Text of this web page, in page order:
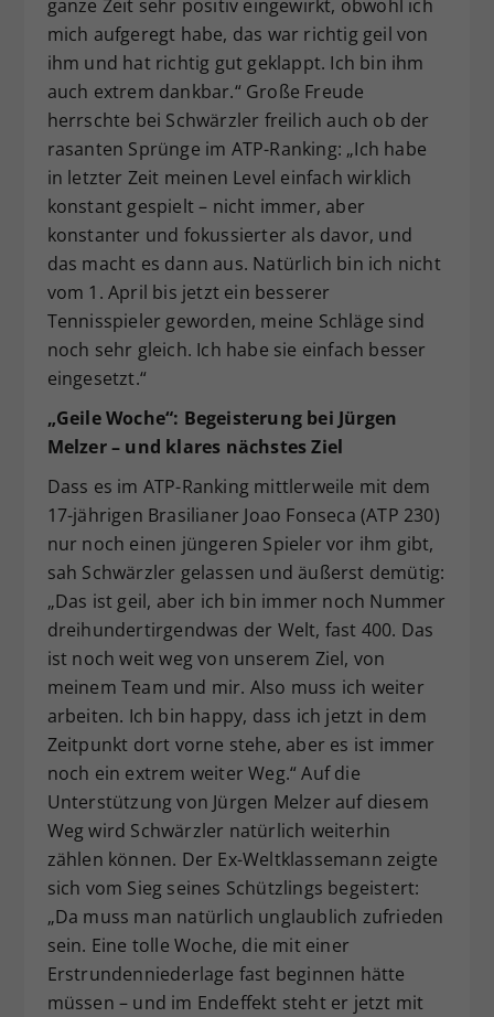
ganze Zeit sehr positiv eingewirkt, obwohl ich
mich aufgeregt habe, das war richtig geil von
ihm und hat richtig gut geklappt. Ich bin ihm
auch extrem dankbar.“ Große Freude
herrschte bei Schwärzler freilich auch ob der
rasanten Sprünge im ATP-Ranking: „Ich habe
in letzter Zeit meinen Level einfach wirklich
konstant gespielt – nicht immer, aber
konstanter und fokussierter als davor, und
das macht es dann aus. Natürlich bin ich nicht
vom 1. April bis jetzt ein besserer
Tennisspieler geworden, meine Schläge sind
noch sehr gleich. Ich habe sie einfach besser
eingesetzt.“
„Geile Woche“: Begeisterung bei Jürgen
Melzer – und klares nächstes Ziel
Dass es im ATP-Ranking mittlerweile mit dem
17-jährigen Brasilianer Joao Fonseca (ATP 230)
nur noch einen jüngeren Spieler vor ihm gibt,
sah Schwärzler gelassen und äußerst demütig:
„Das ist geil, aber ich bin immer noch Nummer
dreihundertirgendwas der Welt, fast 400. Das
ist noch weit weg von unserem Ziel, von
meinem Team und mir. Also muss ich weiter
arbeiten. Ich bin happy, dass ich jetzt in dem
Zeitpunkt dort vorne stehe, aber es ist immer
noch ein extrem weiter Weg.“ Auf die
Unterstützung von Jürgen Melzer auf diesem
Weg wird Schwärzler natürlich weiterhin
zählen können. Der Ex-Weltklassemann zeigte
sich vom Sieg seines Schützlings begeistert:
„Da muss man natürlich unglaublich zufrieden
sein. Eine tolle Woche, die mit einer
Erstrundenniederlage fast beginnen hätte
müssen – und im Endeffekt steht er jetzt mit